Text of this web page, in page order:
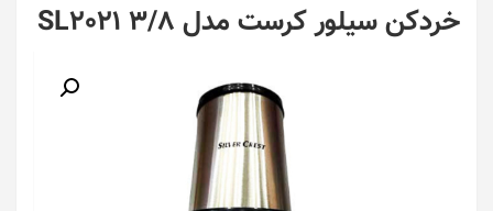
خردکن سیلور کرست مدل SL2021 3/8